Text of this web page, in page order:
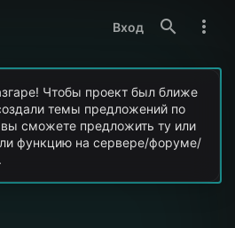
Вход
Чтобы проект был ближе
темы предложений по
сможете предложить ту или
функцию на сервере/форуме/